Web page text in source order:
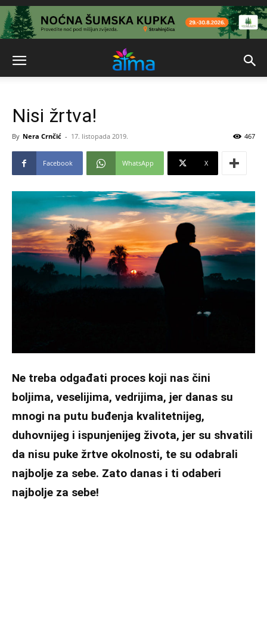
Nisi žrtva!
By Nera Crnčić - 17. listopada 2019. 467
Facebook WhatsApp X
Ne treba odgađati proces koji nas čini
boljima, veselijima, vedrijima, jer danas su
mnogi na putu buđenja kvalitetnijeg,
duhovnijeg i ispunjenijeg života, jer su shvatili
da nisu puke žrtve okolnosti, te su odabrali
najbolje za sebe. Zato danas i ti odaberi
najbolje za sebe!